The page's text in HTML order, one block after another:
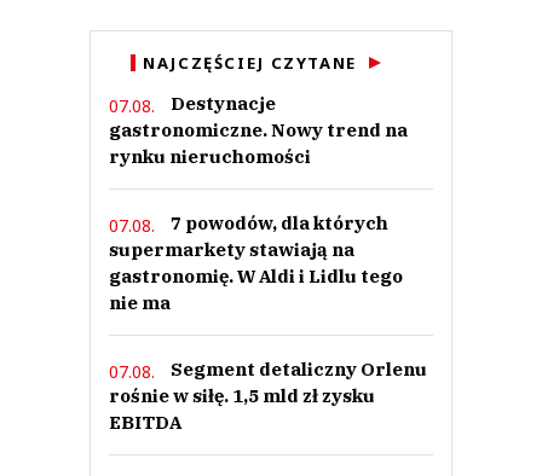
NAJCZĘŚCIEJ CZYTANE
07.08.
Destynacje
gastronomiczne. Nowy trend na
rynku nieruchomości
07.08.
7 powodów, dla których
supermarkety stawiają na
gastronomię. W Aldi i Lidlu tego
nie ma
07.08.
Segment detaliczny Orlenu
rośnie w siłę. 1,5 mld zł zysku
EBITDA